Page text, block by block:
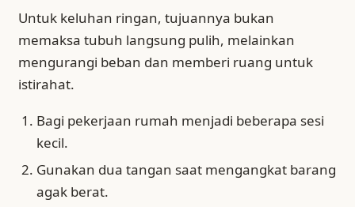
Untuk keluhan ringan, tujuannya bukan
memaksa tubuh langsung pulih, melainkan
mengurangi beban dan memberi ruang untuk
istirahat.
Bagi pekerjaan rumah menjadi beberapa sesi
kecil.
Gunakan dua tangan saat mengangkat barang
agak berat.